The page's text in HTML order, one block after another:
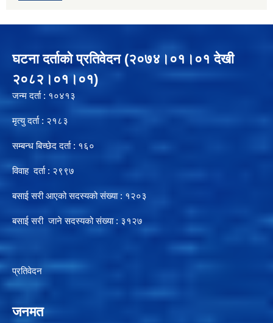
घटना दर्ताको प्रतिवेदन (२०७४।०१।०१ देखी
२०८२।०१।०१)
जन्म दर्ता : १०४१३
मृत्यु दर्ता : २१८३
सम्बन्ध बिच्छेद दर्ता : १६०
विवाह दर्ता : २९९७
बसाई सरी आएको सदस्यको संख्या : १२०३
बसाई सरी जाने सदस्यको संख्या : ३१२७
प्रतिवेदन
जनमत